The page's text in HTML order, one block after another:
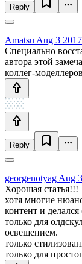
Reply
Amatsu Aug 3
Специально
автора этой
коллег-
Reply
georgenotyag Aug
Хорошая статья!!!
хотя многие
контент и
только для
освещением.
только
только для